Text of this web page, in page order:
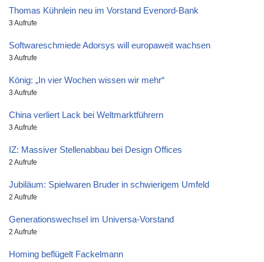
Thomas Kühnlein neu im Vorstand Evenord-Bank
3 Aufrufe
Softwareschmiede Adorsys will europaweit wachsen
3 Aufrufe
König: „In vier Wochen wissen wir mehr“
3 Aufrufe
China verliert Lack bei Weltmarktführern
3 Aufrufe
IZ: Massiver Stellenabbau bei Design Offices
2 Aufrufe
Jubiläum: Spielwaren Bruder in schwierigem Umfeld
2 Aufrufe
Generationswechsel im Universa-Vorstand
2 Aufrufe
Homing beflügelt Fackelmann